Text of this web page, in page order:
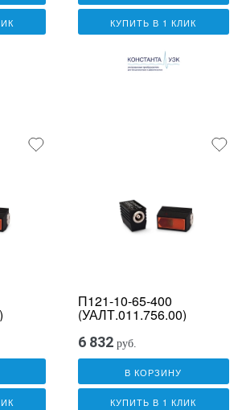
КУПИТЬ В 1 КЛИК
П121-10-65-400
(УАЛТ.011.756.00)
6 832 руб.
В КОРЗИНУ
КУПИТЬ В 1 КЛИК